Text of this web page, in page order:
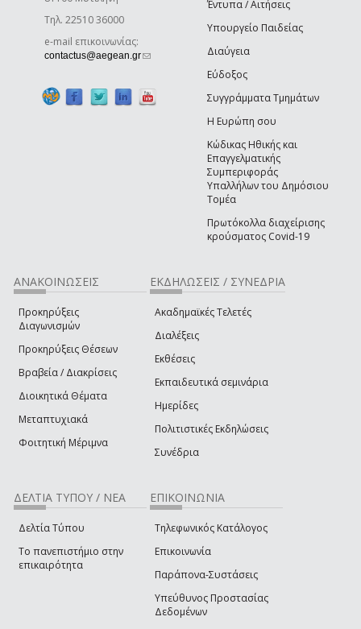
Τηλ. 22510 36000
e-mail επικοινωνίας:
contactus@aegean.gr(link sends e-mail)
Έντυπα / Αιτήσεις
Υπουργείο Παιδείας
Διαύγεια
Εύδοξος
Συγγράμματα Τμημάτων
Η Ευρώπη σου
Κώδικας Ηθικής και
Επαγγελματικής
Συμπεριφοράς
Υπαλλήλων του Δημόσιου
Τομέα
Πρωτόκολλα διαχείρισης
κρούσματος Covid-19
ΑΝΑΚΟΙΝΩΣΕΙΣ
Προκηρύξεις
Διαγωνισμών
Προκηρύξεις Θέσεων
Βραβεία / Διακρίσεις
Διοικητικά Θέματα
Μεταπτυχιακά
Φοιτητική Μέριμνα
ΕΚΔΗΛΩΣΕΙΣ / ΣΥΝΕΔΡΙΑ
Ακαδημαϊκές Τελετές
Διαλέξεις
Εκθέσεις
Εκπαιδευτικά σεμινάρια
Ημερίδες
Πολιτιστικές Εκδηλώσεις
Συνέδρια
ΔΕΛΤΙΑ ΤΥΠΟΥ / ΝΕΑ
Δελτία Τύπου
Το πανεπιστήμιο στην
επικαιρότητα
ΕΠΙΚΟΙΝΩΝΙΑ
Τηλεφωνικός Κατάλογος
Επικοινωνία
Παράπονα-Συστάσεις
Υπεύθυνος Προστασίας
Δεδομένων